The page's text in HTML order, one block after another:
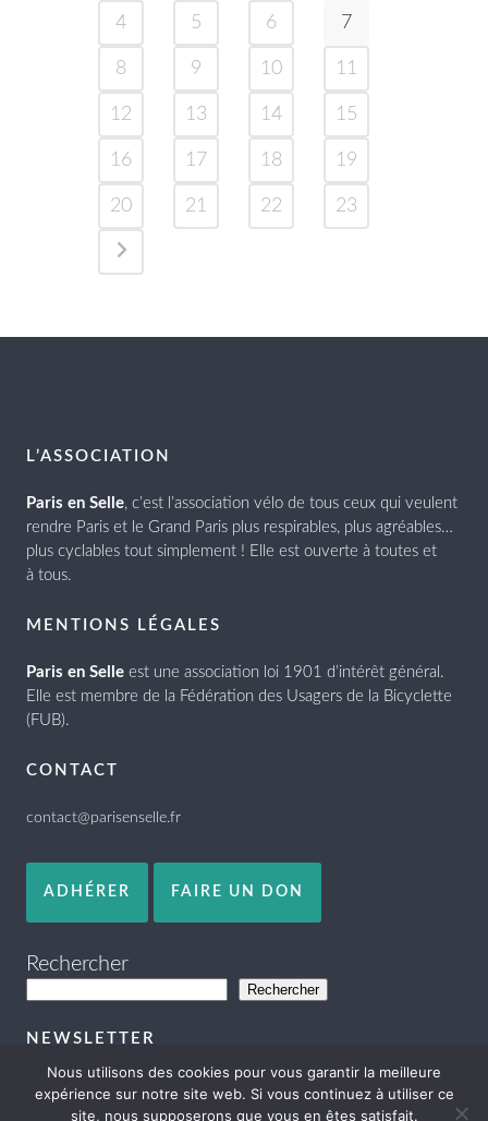
4 5 6 7
8 9 10 11
12 13 14 15
16 17 18 19
20 21 22 23
L’ASSOCIATION
Paris en Selle, c’est l’association vélo de tous ceux qui veulent
rendre Paris et le Grand Paris plus respirables, plus agréables…
plus cyclables tout simplement ! Elle est ouverte à toutes et
à tous.
MENTIONS LÉGALES
Paris en Selle est une association loi 1901 d’intérêt général.
Elle est membre de la Fédération des Usagers de la Bicyclette
(FUB).
CONTACT
contact@parisenselle.fr
ADHÉRER FAIRE UN DON
Rechercher
Rechercher
NEWSLETTER
Nous utilisons des cookies pour vous garantir la meilleure
expérience sur notre site web. Si vous continuez à utiliser ce
site, nous supposerons que vous en êtes satisfait.